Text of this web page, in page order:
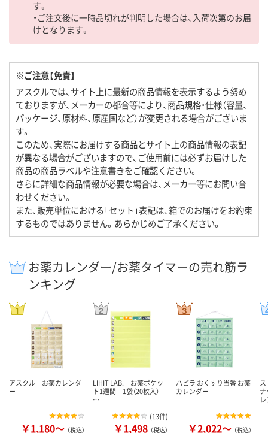
す。
・ご注文後に一時品切れが判明した場合は、入荷次第のお届
けとなります。
※ご注意【免責】
アスクルでは、サイト上に最新の商品情報を表示するよう努め
ておりますが、メーカーの都合等により、商品規格・仕様（容量、
パッケージ、原材料、原産国など）が変更される場合がございま
す。
このため、実際にお届けする商品とサイト上の商品情報の表記
が異なる場合がございますので、ご使用前には必ずお届けした
商品の商品ラベルや注意書きをご確認ください。
さらに詳細な商品情報が必要な場合は、メーカー等にお問い合
わせください。
また、販売単位における「セット」表記は、箱でのお届けをお約束
するものではありません。あらかじめご了承ください。
お薬カレンダー/お薬タイマーの売れ筋ラ
ンキング
アスクル お薬カレンダ
ー
￥1,180～ （税込）
LIHIT LAB. お薬ポケッ
ト1週間 1袋（20枚入）
…
(13件)
￥1,498 （税込）
ハピラ おくすり当番 お薬
カレンダー
￥2,022～ （税込）